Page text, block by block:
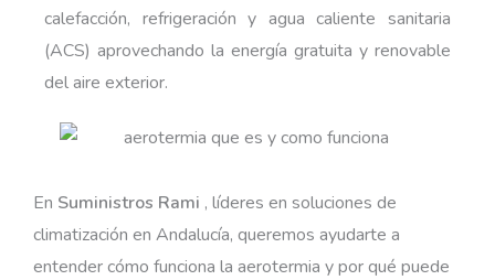
calefacción, refrigeración y agua caliente sanitaria
(ACS) aprovechando la energía gratuita y renovable
del aire exterior.
En Suministros Rami , líderes en soluciones de
climatización en Andalucía, queremos ayudarte a
entender cómo funciona la aerotermia y por qué puede